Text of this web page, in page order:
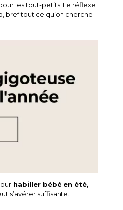
les tout-petits. Le réflexe
bref tout ce qu’on cherche
habiller bébé en été,
s’avérer suffisante.